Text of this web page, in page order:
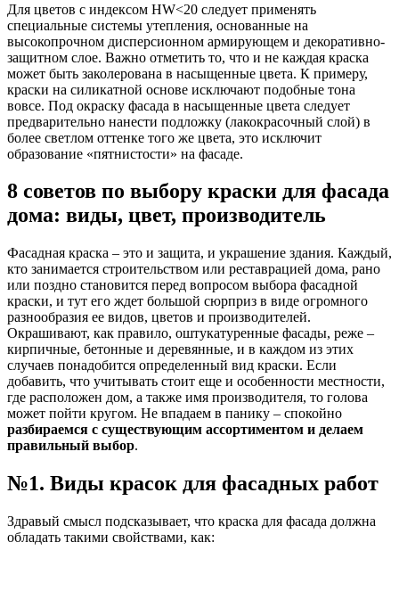
Для цветов с индексом HW<20 следует применять
специальные системы утепления, основанные на
высокопрочном дисперсионном армирующем и декоративно-
защитном слое. Важно отметить то, что и не каждая краска
может быть заколерована в насыщенные цвета. К примеру,
краски на силикатной основе исключают подобные тона
вовсе. Под окраску фасада в насыщенные цвета следует
предварительно нанести подложку (лакокрасочный слой) в
более светлом оттенке того же цвета, это исключит
образование «пятнистости» на фасаде.
8 советов по выбору краски для фасада
дома: виды, цвет, производитель
Фасадная краска – это и защита, и украшение здания. Каждый,
кто занимается строительством или реставрацией дома, рано
или поздно становится перед вопросом выбора фасадной
краски, и тут его ждет большой сюрприз в виде огромного
разнообразия ее видов, цветов и производителей.
Окрашивают, как правило, оштукатуренные фасады, реже –
кирпичные, бетонные и деревянные, и в каждом из этих
случаев понадобится определенный вид краски. Если
добавить, что учитывать стоит еще и особенности местности,
где расположен дом, а также имя производителя, то голова
может пойти кругом. Не впадаем в панику – спокойно
разбираемся с существующим ассортиментом и делаем
правильный выбор.
№1. Виды красок для фасадных работ
Здравый смысл подсказывает, что краска для фасада должна
обладать такими свойствами, как: